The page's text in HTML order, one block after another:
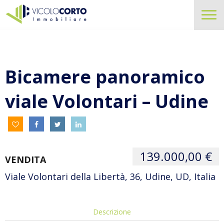
Bicamere panoramico
viale Volontari – Udine
VENDITA 139.000,00 €
Viale Volontari della Libertà, 36, Udine, UD, Italia
Descrizione